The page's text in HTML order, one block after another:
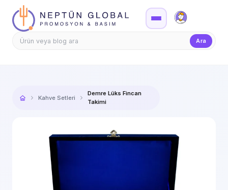
Firma Girişi
Ara
Kahve Setleri
Demre Lüks Fincan
Takimi